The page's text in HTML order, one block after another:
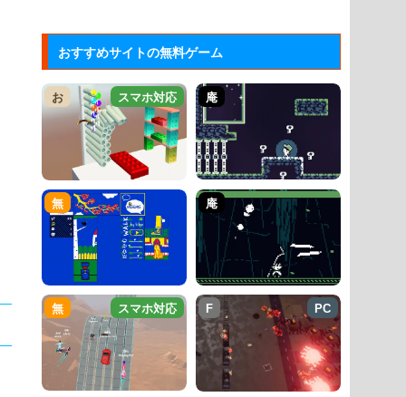
おすすめサイトの無料ゲーム
お スマホ対応 庵
無 庵
無 スマホ対応 F PC